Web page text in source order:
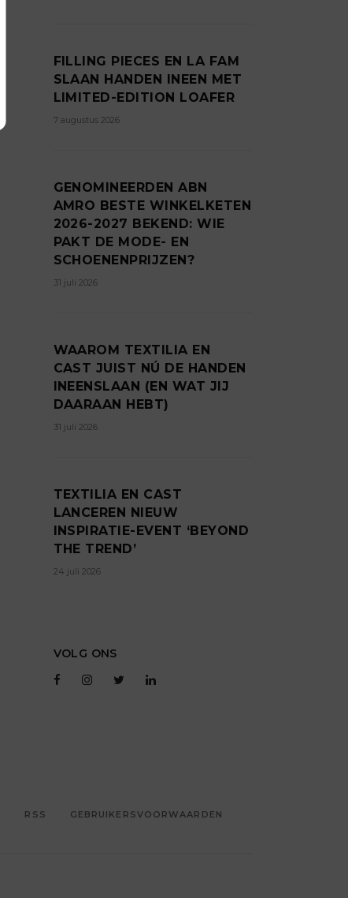
FILLING PIECES EN LA FAM
SLAAN HANDEN INEEN MET
LIMITED-EDITION LOAFER
7 augustus 2026
GENOMINEERDEN ABN
AMRO BESTE WINKELKETEN
2026-2027 BEKEND: WIE
PAKT DE MODE- EN
SCHOENENPRIJZEN?
31 juli 2026
WAAROM TEXTILIA EN
CAST JUIST NÚ DE HANDEN
INEENSLAAN (EN WAT JIJ
DAARAAN HEBT)
31 juli 2026
TEXTILIA EN CAST
LANCEREN NIEUW
INSPIRATIE-EVENT ‘BEYOND
THE TREND’
24 juli 2026
VOLG ONS
RSS
GEBRUIKERSVOORWAARDEN